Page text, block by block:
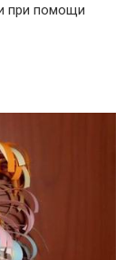
при помощи